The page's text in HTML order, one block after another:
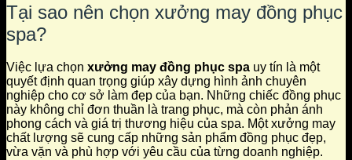
Tại sao nên chọn xưởng may đồng phục
spa?
Việc lựa chọn xưởng may đồng phục spa uy tín là một
quyết định quan trọng giúp xây dựng hình ảnh chuyên
nghiệp cho cơ sở làm đẹp của bạn. Những chiếc đồng phục
này không chỉ đơn thuần là trang phục, mà còn phản ánh
phong cách và giá trị thương hiệu của spa. Một xưởng may
chất lượng sẽ cung cấp những sản phẩm đồng phục đẹp,
vừa vặn và phù hợp với yêu cầu của từng doanh nghiệp.